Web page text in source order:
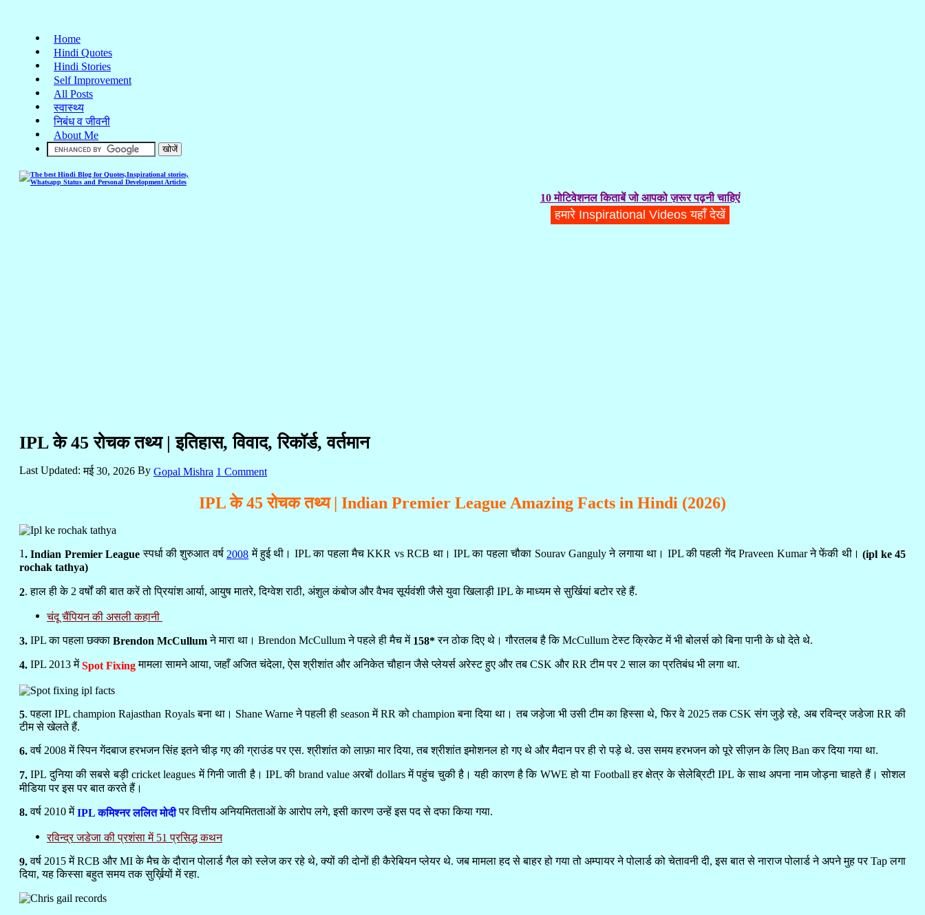
Home
Hindi Quotes
Hindi Stories
Self Improvement
All Posts
स्वास्थ्य
निबंध व जीवनी
About Me
10 मोटिवेशनल किताबें जो आपको ज़रूर पढ़नी चाहिएं
IPL के 45 रोचक तथ्य | इतिहास, विवाद, रिकॉर्ड, वर्तमान
Last Updated:मई 30, 2026 By Gopal Mishra 1 Comment
IPL के 45 रोचक तथ्य | Indian Premier League Amazing Facts in Hindi (2026)
1. Indian Premier League स्पर्धा की शुरुआत वर्ष 2008 में हुई थी। IPL का पहला मैच KKR vs RCB था। IPL का पहला चौका Sourav Ganguly ने लगाया था। IPL की पहली गेंद Praveen Kumar ने फेंकी थी।(ipl ke 45
rochak tathya)
2. हाल ही के 2 वर्षों की बात करें तो प्रियांश आर्या, आयुष मातरे, दिग्वेश राठी, अंशुल कंबोज और वैभव सूर्यवंशी जैसे युवा खिलाड़ी IPL के माध्यम से सुर्खियां बटोर रहे हैं.
चंदू चैंपियन की असली कहानी
3. IPL का पहला छक्का Brendon McCullumने मारा था। Brendon McCullum ने पहले ही मैच में 158*रन ठोक दिए थे। गौरतलब है कि McCullum टेस्ट क्रिकेट में भी बोलर्स को बिना पानी के धो देते थे.
4. IPL 2013 मेंSpot Fixingमामला सामने आया, जहाँ अजित चंदेला, ऐस श्रीशांत और अनिकेत चौहान जैसे प्लेयर्स अरेस्ट हुए और तब CSK और RR टीम पर 2 साल का प्रतिबंध भी लगा था.
5. पहला IPL champion Rajasthan Royals बना था। Shane Warne ने पहली ही season में RR को champion बना दिया था। तब जड़ेजा भी उसी टीम का हिस्सा थे, फिर वे 2025 तक CSK संग जुड़े रहे, अब रविन्द्र जडेजा RR की
टीम से खेलते हैं.
6.वर्ष 2008 में स्पिन गेंदबाज हरभजन सिंह इतने चीड़ गए की ग्राउंड पर एस. श्रीशांत को लाफ़ा मार दिया, तब श्रीशांत इमोशनल हो गए थे और मैदान पर ही रो पड़े थे. उस समय हरभजन को पूरे सीज़न के लिए Ban कर दिया गया था.
7. IPL दुनिया की सबसे बड़ी cricket leagues में गिनी जाती है। IPL की brand value अरबों dollars में पहुंच चुकी है। यही कारण है कि WWE हो या Football हर क्षेत्र के सेलेब्रिटी IPL के साथ अपना नाम जोड़ना चाहते हैं। सोशल
मीडिया पर इस पर बात करते हैं।
8.वर्ष 2010 मेंIPL कमिश्नर ललित मोदीपर वित्तीय अनियमितताओं के आरोप लगे, इसी कारण उन्हें इस पद से दफा किया गया.
रविन्द्र जडेजा की प्रशंसा में 51 प्रसिद्ध कथन
9.वर्ष 2015 में RCB और MI के मैच के दौरान पोलार्ड गैल को स्लेज कर रहे थे, क्यों की दोनों ही कैरेबियन प्लेयर थे. जब मामला हद से बाहर हो गया तो अम्पायर ने पोलार्ड को चेतावनी दी, इस बात से नाराज पोलार्ड ने अपने मुह पर Tap लगा
दिया, यह किस्सा बहुत समय तक सुर्ख़ियों में रहा.